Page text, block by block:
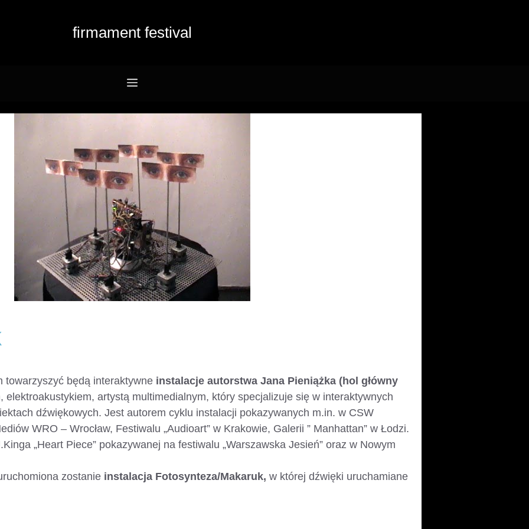
firmament festival
Menu
towarzyszyć będą interaktywne instalacje autorstwa Jana Pieniążka (hol główny
elektroakustykiem, artystą multimedialnym, który specjalizuje się w interaktywnych
dźwiękowych. Jest autorem cyklu instalacji pokazywanych m.in. w CSW
WRO – Wrocław, Festiwalu „Audioart” w Krakowie, Galerii ” Manhattan” w Łodzi.
„Heart Piece” pokazywanej na festiwalu „Warszawska Jesień” oraz w Nowym
zostanie instalacja Fotosynteza/Makaruk, w której dźwięki uruchamiane